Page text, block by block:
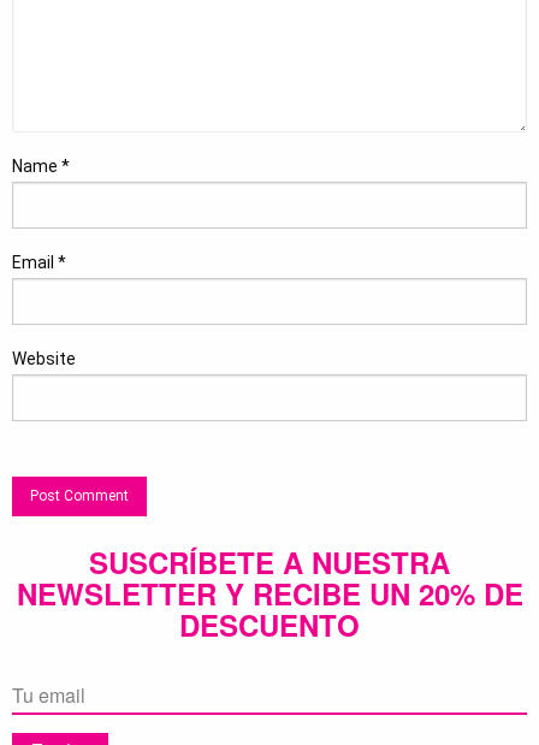
Name *
Email *
Website
SUSCRÍBETE A NUESTRA
NEWSLETTER Y RECIBE UN 20% DE
DESCUENTO